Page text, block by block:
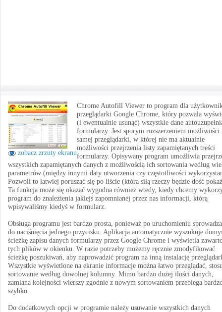
zobacz zrzuty ekranu
Chrome Autofill Viewer to program dla
przeglądarki Google Chrome, który pozwala
(i ewentualnie usunąć) wszystkie dane
formularzy. Jest sporym rozszerzeniem możliwości
samej przeglądarki, w której nie ma aktualnie
możliwości przejrzenia listy zapamiętanych treści
formularzy. Opisywany program umożliwia
wszystkich zapamiętanych danych z możliwością ich sortowania według
parametrów (między innymi daty utworzenia czy częstotliwości
Pozwoli to łatwiej poruszać się po liście (która siłą rzeczy będzie dość
Ta funkcja może się okazać wygodna również wtedy, kiedy chcemy
program do znalezienia jakiejś zapomnianej przez nas informacji, którą
wpisywaliśmy kiedyś w formularz.
Obsługa programu jest bardzo prosta, ponieważ po uruchomieniu
do naciśnięcia jednego przycisku. Aplikacja automatycznie wyszukuje
ścieżkę zapisu danych formularzy przez Google Chrome i wyświetla
tych plików w okienku. W razie potrzeby możemy ręcznie zmodyfikować
ścieżkę poszukiwań, aby naprowadzić program na inną instalację
Wszystkie wyświetlone na ekranie informacje można łatwo przeglądać,
sortowanie według dowolnej kolumny. Mimo bardzo dużej ilości danych,
zamiana kolejności wierszy zgodnie z nowym sortowaniem przebiega
szybko.
Do dodatkowych opcji w programie należy usuwanie wszystkich danych